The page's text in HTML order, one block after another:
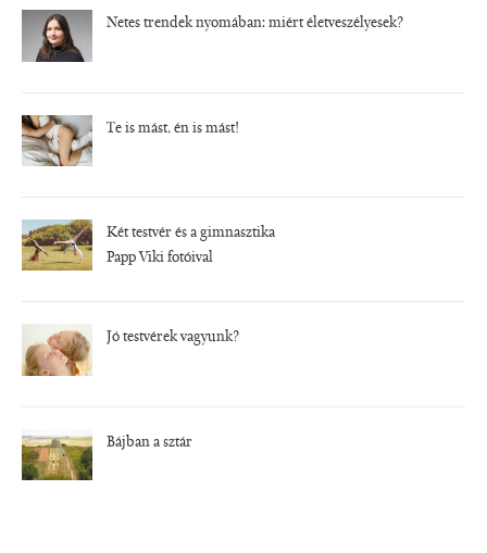
Netes trendek nyomában: miért életveszélyesek?
Te is mást, én is mást!
Két testvér és a gimnasztika
Papp Viki fotóival
Jó testvérek vagyunk?
Bájban a sztár